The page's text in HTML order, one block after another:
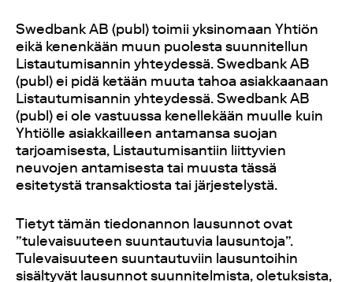
Swedbank AB (publ) toimii yksinomaan Yhtiön
eikä kenenkään muun puolesta suunnitellun
Listautumisannin yhteydessä. Swedbank AB
(publ) ei pidä ketään muuta tahoa asiakkaanaan
Listautumisannin yhteydessä. Swedbank AB
(publ) ei ole vastuussa kenellekään muulle kuin
Yhtiölle asiakkailleen antamansa suojan
tarjoamisesta, Listautumisantiin liittyvien
neuvojen antamisesta tai muusta tässä
esitetystä transaktiosta tai järjestelystä.
Tietyt tämän tiedonannon lausunnot ovat
”tulevaisuuteen suuntautuvia lausuntoja”.
Tulevaisuuteen suuntautuviin lausuntoihin
sisältyvät lausunnot suunnitelmista, oletuksista,